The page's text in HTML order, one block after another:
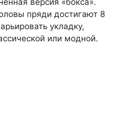
версия «бокса».
пряди достигают 8
укладку,
или модной.